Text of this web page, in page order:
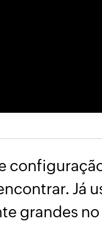
Já
grandes no